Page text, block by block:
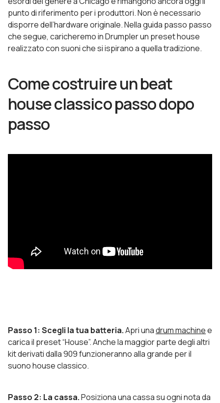
punto di riferimento per i produttori. Non è necessario
disporre dell’hardware originale. Nella guida passo passo
che segue, caricheremo in Drumpler un preset house
realizzato con suoni che si ispirano a quella tradizione.
Come costruire un beat
house classico passo dopo
passo
Passo 1: Scegli la tua batteria.Apri unadrum machinee
carica il preset “House”. Anche la maggior parte degli altri
kit derivati dalla 909 funzioneranno alla grande per il
suono house classico.
Passo 2: La cassa.Posiziona una cassa su ogni nota da